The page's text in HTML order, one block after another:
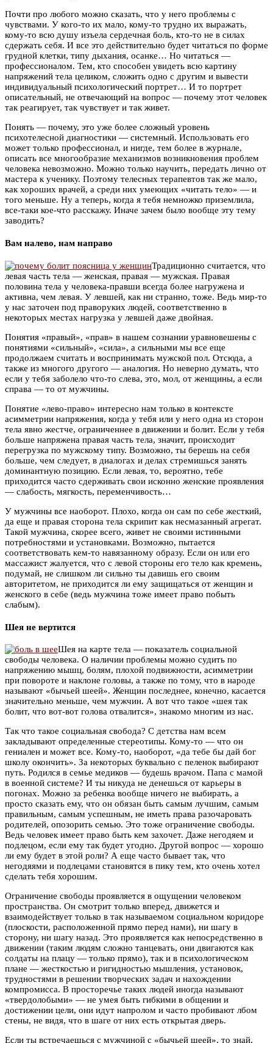
Почти про любого можно сказать, что у него проблемы с
чувствами. У кого-то их мало, кому-то трудно их выражать,
кому-то всю душу изъела сердечная боль, кто-то не в силах
сдержать себя. И все это действительно будет читаться по форме
грудной клетки, типу дыхания, осанке… Но читаться —
профессионалом. Тем, кто способен увидеть всю картину
напряжений тела целиком, сложить одно с другим и вывести
индивидуальный психологический портрет… И то портрет
описательный, не отвечающий на вопрос — почему этот человек
так реагирует, так чувствует и так живет.
Понять — почему, это уже более сложный уровень
психотелесной диагностики — системный. Использовать его
может только профессионал, и нигде, тем более в журнале,
описать все многообразие механизмов возникновения проблем
человека невозможно. Можно только научить, передать лично от
мастера к ученику. Поэтому телесных терапевтов так же мало,
как хороших врачей, а среди них умеющих «читать тело» — и
того меньше. Ну а теперь, когда я тебя немножко приземлила,
все-таки кое-что расскажу. Иначе зачем было вообще эту тему
заводить?
Вам налево, нам направо
Традиционно считается, что
левая часть тела — женская, правая — мужская. Правая
половина тела у человека-правши всегда более нагружена и
активна, чем левая. У левшей, как ни странно, тоже. Ведь мир-то
у нас заточен под праворуких людей, соответственно в
некоторых местах нагрузка у левшей даже двойная.
Понятия «правый», «прав» в нашем сознании уравновешены с
понятиями «сильный», «сила», а сильными мы все еще
продолжаем считать и воспринимать мужской пол. Отсюда, а
также из многого другого — аналогия. Но неверно думать, что
если у тебя заболело что-то слева, это, мол, от женщины, а если
справа — то от мужчины.
Понятие «лево-право» интересно нам только в контексте
асимметрии напряжения, когда у тебя или у него одна из сторон
тела явно жестче, ограниченнее в движении и болит. Если у тебя
больше напряжена правая часть тела, значит, происходит
перегрузка по мужскому типу. Возможно, ты берешь на себя
больше, чем следует, в диалогах и делах стремишься занять
доминантную позицию. Если левая, то, вероятно, тебе
приходится часто сдерживать свои исконно женские проявления
— слабость, мягкость, переменчивость…
У мужчины все наоборот. Плохо, когда он сам по себе жесткий,
да еще и правая сторона тела скрипит как несмазанный агрегат.
Такой мужчина, скорее всего, живет не своими истинными
потребностями и установками. Возможно, пытается
соответствовать кем-то навязанному образу. Если он или его
массажист жалуется, что с левой стороны его тело как кремень,
подумай, не слишком ли сильно ты давишь его своим
авторитетом, не приходится ли ему защищаться от женщин и
женского в себе (ведь мужчина тоже имеет право побыть
слабым).
Шея не вертится
Шея на карте тела — показатель социальной
свободы человека. О наличии проблемы можно судить по
напряжению мышц, болям, плохой подвижности, асимметрии
при повороте и наклоне головы, а также по тому, что в народе
называют «бычьей шеей». Женщин последнее, конечно, касается
значительно меньше, чем мужчин. А вот что такое «шея так
болит, что вот-вот голова отвалится», знакомо многим из нас.
Так что такое социальная свобода? С детства нам всем
закладывают определенные стереотипы. Кому-то — что он
гениален и может все. Кому-то, наоборот, «да тебе бы дай бог
школу окончить». За некоторых буквально с пеленок выбирают
путь. Родился в семье медиков — будешь врачом. Папа с мамой
в военной системе? И ты никуда не денешься от карьеры в
погонах. Можно за ребенка вообще ничего не выбирать, а
просто сказать ему, что он обязан быть самым лучшим, самым
правильным, самым успешным, не иметь права разочаровать
родителей, опозорить семью. Это тоже ограничение свободы.
Ведь человек имеет право быть кем захочет. Даже негодяем и
подлецом, если ему так будет угодно. Другой вопрос — хорошо
ли ему будет в этой роли? А еще часто бывает так, что
негодяями и подлецами становятся в пику тем, кто очень хотел
сделать тебя хорошим.
Ограничение свободы проявляется в ощущении человеком
пространства. Он смотрит только вперед, движется и
взаимодействует только в так называемом социальном коридоре
(плоскости, расположенной прямо перед нами), ни шагу в
сторону, ни шагу назад. Это проявляется как непосредственно в
движении (таким людям сложно танцевать, они двигаются как
солдаты на плацу — только прямо), так и в психологическом
плане — жесткостью и ригидностью мышления, установок,
трудностями в решении творческих задач и нахождении
компромисса. В просторечье таких людей иногда называют
«твердолобыми» — не умея быть гибкими в общении и
достижении цели, они идут напролом и часто пробивают лбом
стены, не видя, что в шаге от них есть открытая дверь.
Если ты встречаешься с мужчиной с «бычьей шеей», то знай,